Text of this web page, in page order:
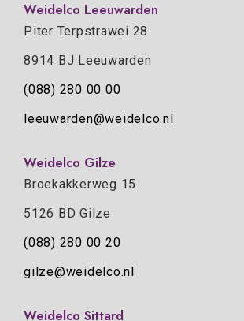
Weidelco Leeuwarden
Piter Terpstrawei 28
8914 BJ Leeuwarden
(088) 280 00 00
leeuwarden@weidelco.nl
Weidelco Gilze
Broekakkerweg 15
5126 BD Gilze
(088) 280 00 20
gilze@weidelco.nl
Weidelco Sittard